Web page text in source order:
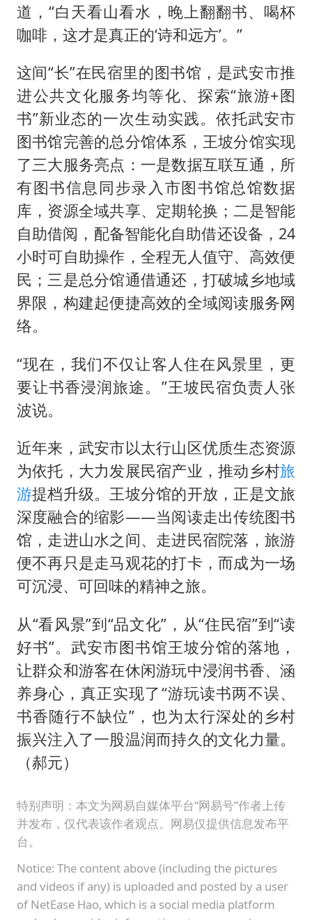
道，“白天看山看水，晚上翻翻书、喝杯
咖啡，这才是真正的‘诗和远方’。”
这间“长”在民宿里的图书馆，是武安市推
进公共文化服务均等化、探索“旅游+图
书”新业态的一次生动实践。依托武安市
图书馆完善的总分馆体系，王坡分馆实现
了三大服务亮点：一是数据互联互通，所
有图书信息同步录入市图书馆总馆数据
库，资源全域共享、定期轮换；二是智能
自助借阅，配备智能化自助借还设备，24
小时可自助操作，全程无人值守、高效便
民；三是总分馆通借通还，打破城乡地域
界限，构建起便捷高效的全域阅读服务网
络。
“现在，我们不仅让客人住在风景里，更
要让书香浸润旅途。”王坡民宿负责人张
波说。
近年来，武安市以太行山区优质生态资源
为依托，大力发展民宿产业，推动乡村旅
游提档升级。王坡分馆的开放，正是文旅
深度融合的缩影——当阅读走出传统图书
馆，走进山水之间、走进民宿院落，旅游
便不再只是走马观花的打卡，而成为一场
可沉浸、可回味的精神之旅。
从“看风景”到“品文化”，从“住民宿”到“读
好书”。武安市图书馆王坡分馆的落地，
让群众和游客在休闲游玩中浸润书香、涵
养身心，真正实现了“游玩读书两不误、
书香随行不缺位”，也为太行深处的乡村
振兴注入了一股温润而持久的文化力量。
（郝元）
特别声明：本文为网易自媒体平台“网易号”作者上传
并发布，仅代表该作者观点。网易仅提供信息发布平
台。
Notice: The content above (including the pictures
and videos if any) is uploaded and posted by a user
of NetEase Hao, which is a social media platform